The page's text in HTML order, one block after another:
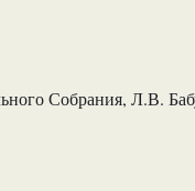
Собрания, Л.В.